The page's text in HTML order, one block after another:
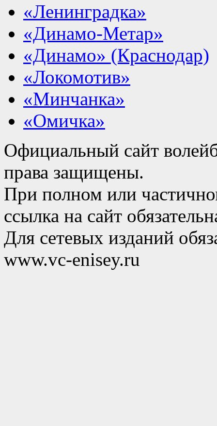
«Ленинградка»
«Динамо-Метар»
«Динамо» (Краснодар)
«Локомотив»
«Минчанка»
«Омичка»
Официальный сайт
права защищены.
При полном или
ссылка на сайт
Для сетевых изданий
www.vc-enisey.ru